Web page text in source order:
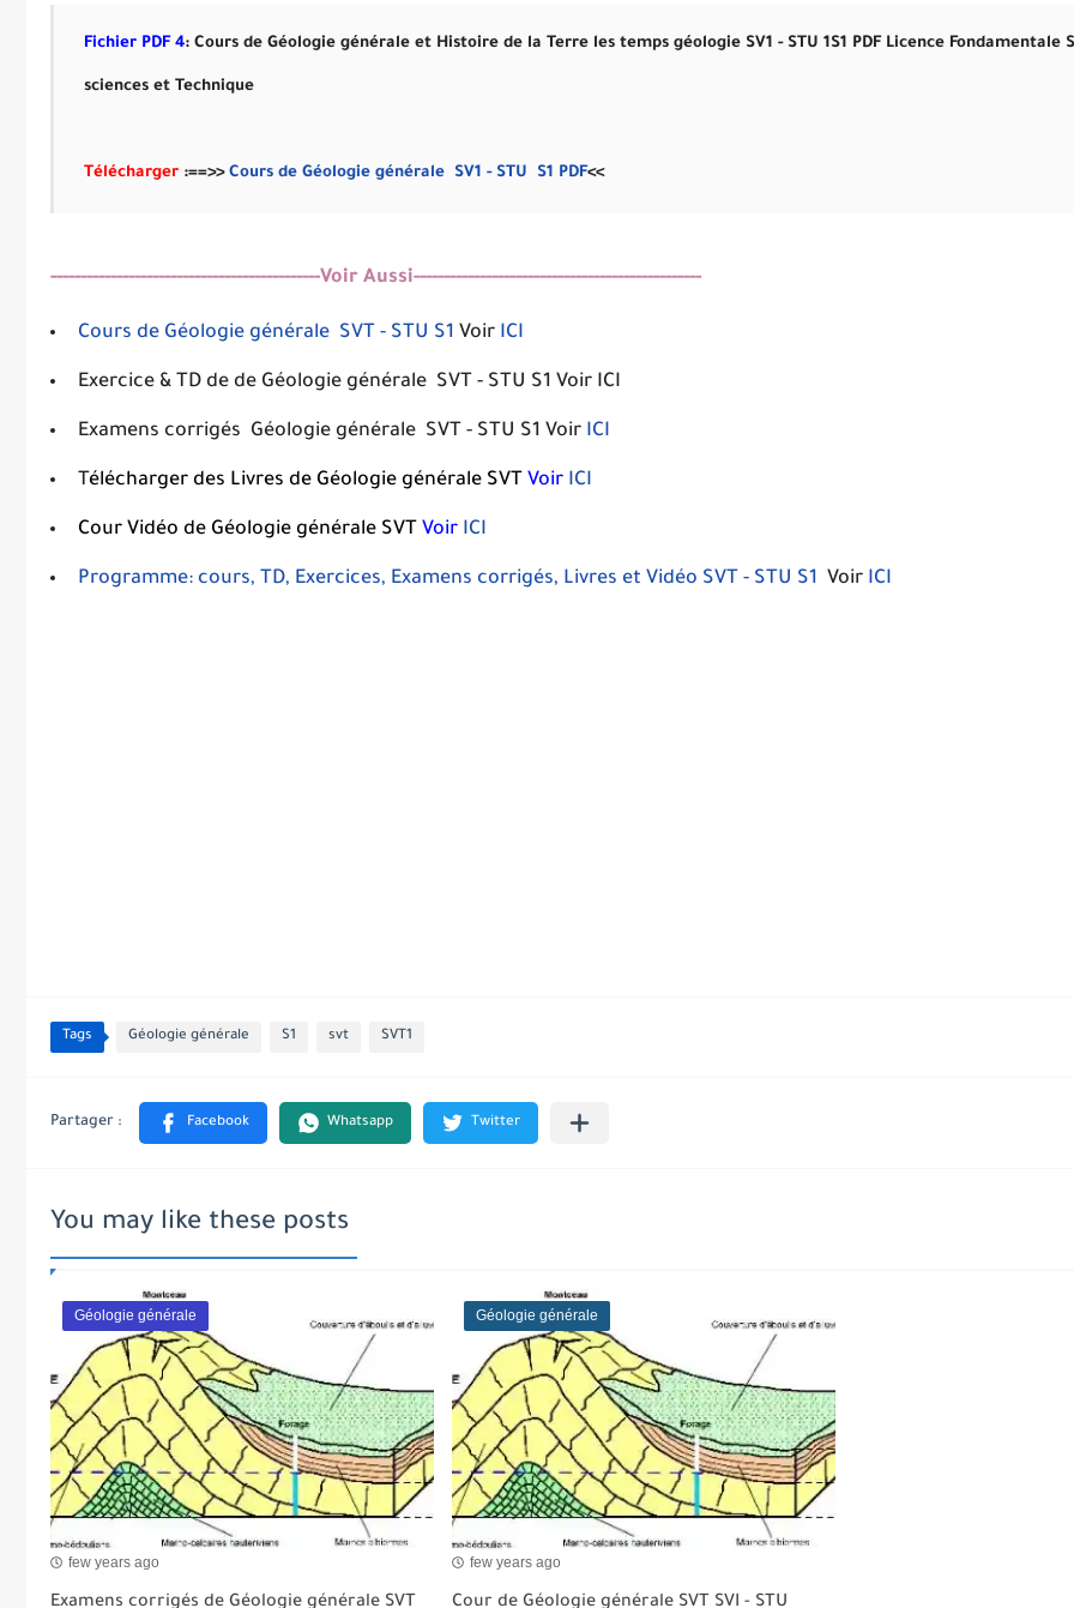
Fichier PDF 4: Cours de Géologie générale et Histoire de la Terre les temps géologie SV1 - STU 1S1 PDF Licence Fondamentale
sciences et Technique
Télécharger :==>> Cours de Géologie générale SV1 - STU S1 PDF<<
---------------------------------------------Voir Aussi------------------------------------------------
Cours de Géologie générale SVT - STU S1 Voir ICI
Exercice & TD de de Géologie générale SVT - STU S1 Voir ICI
Examens corrigés Géologie générale SVT - STU S1 Voir ICI
Télécharger des Livres de Géologie générale SVT Voir ICI
Cour Vidéo de Géologie générale SVT Voir ICI
Programme: cours, TD, Exercices, Examens corrigés, Livres et Vidéo SVT - STU S1 Voir ICI
Tags Géologie générale S1 svt SVT1
You may like these posts
Géologie générale
few years ago
Examens corrigés de Géologie générale SVT
Géologie générale
few years ago
Cour de Géologie générale SVT SVI - STU